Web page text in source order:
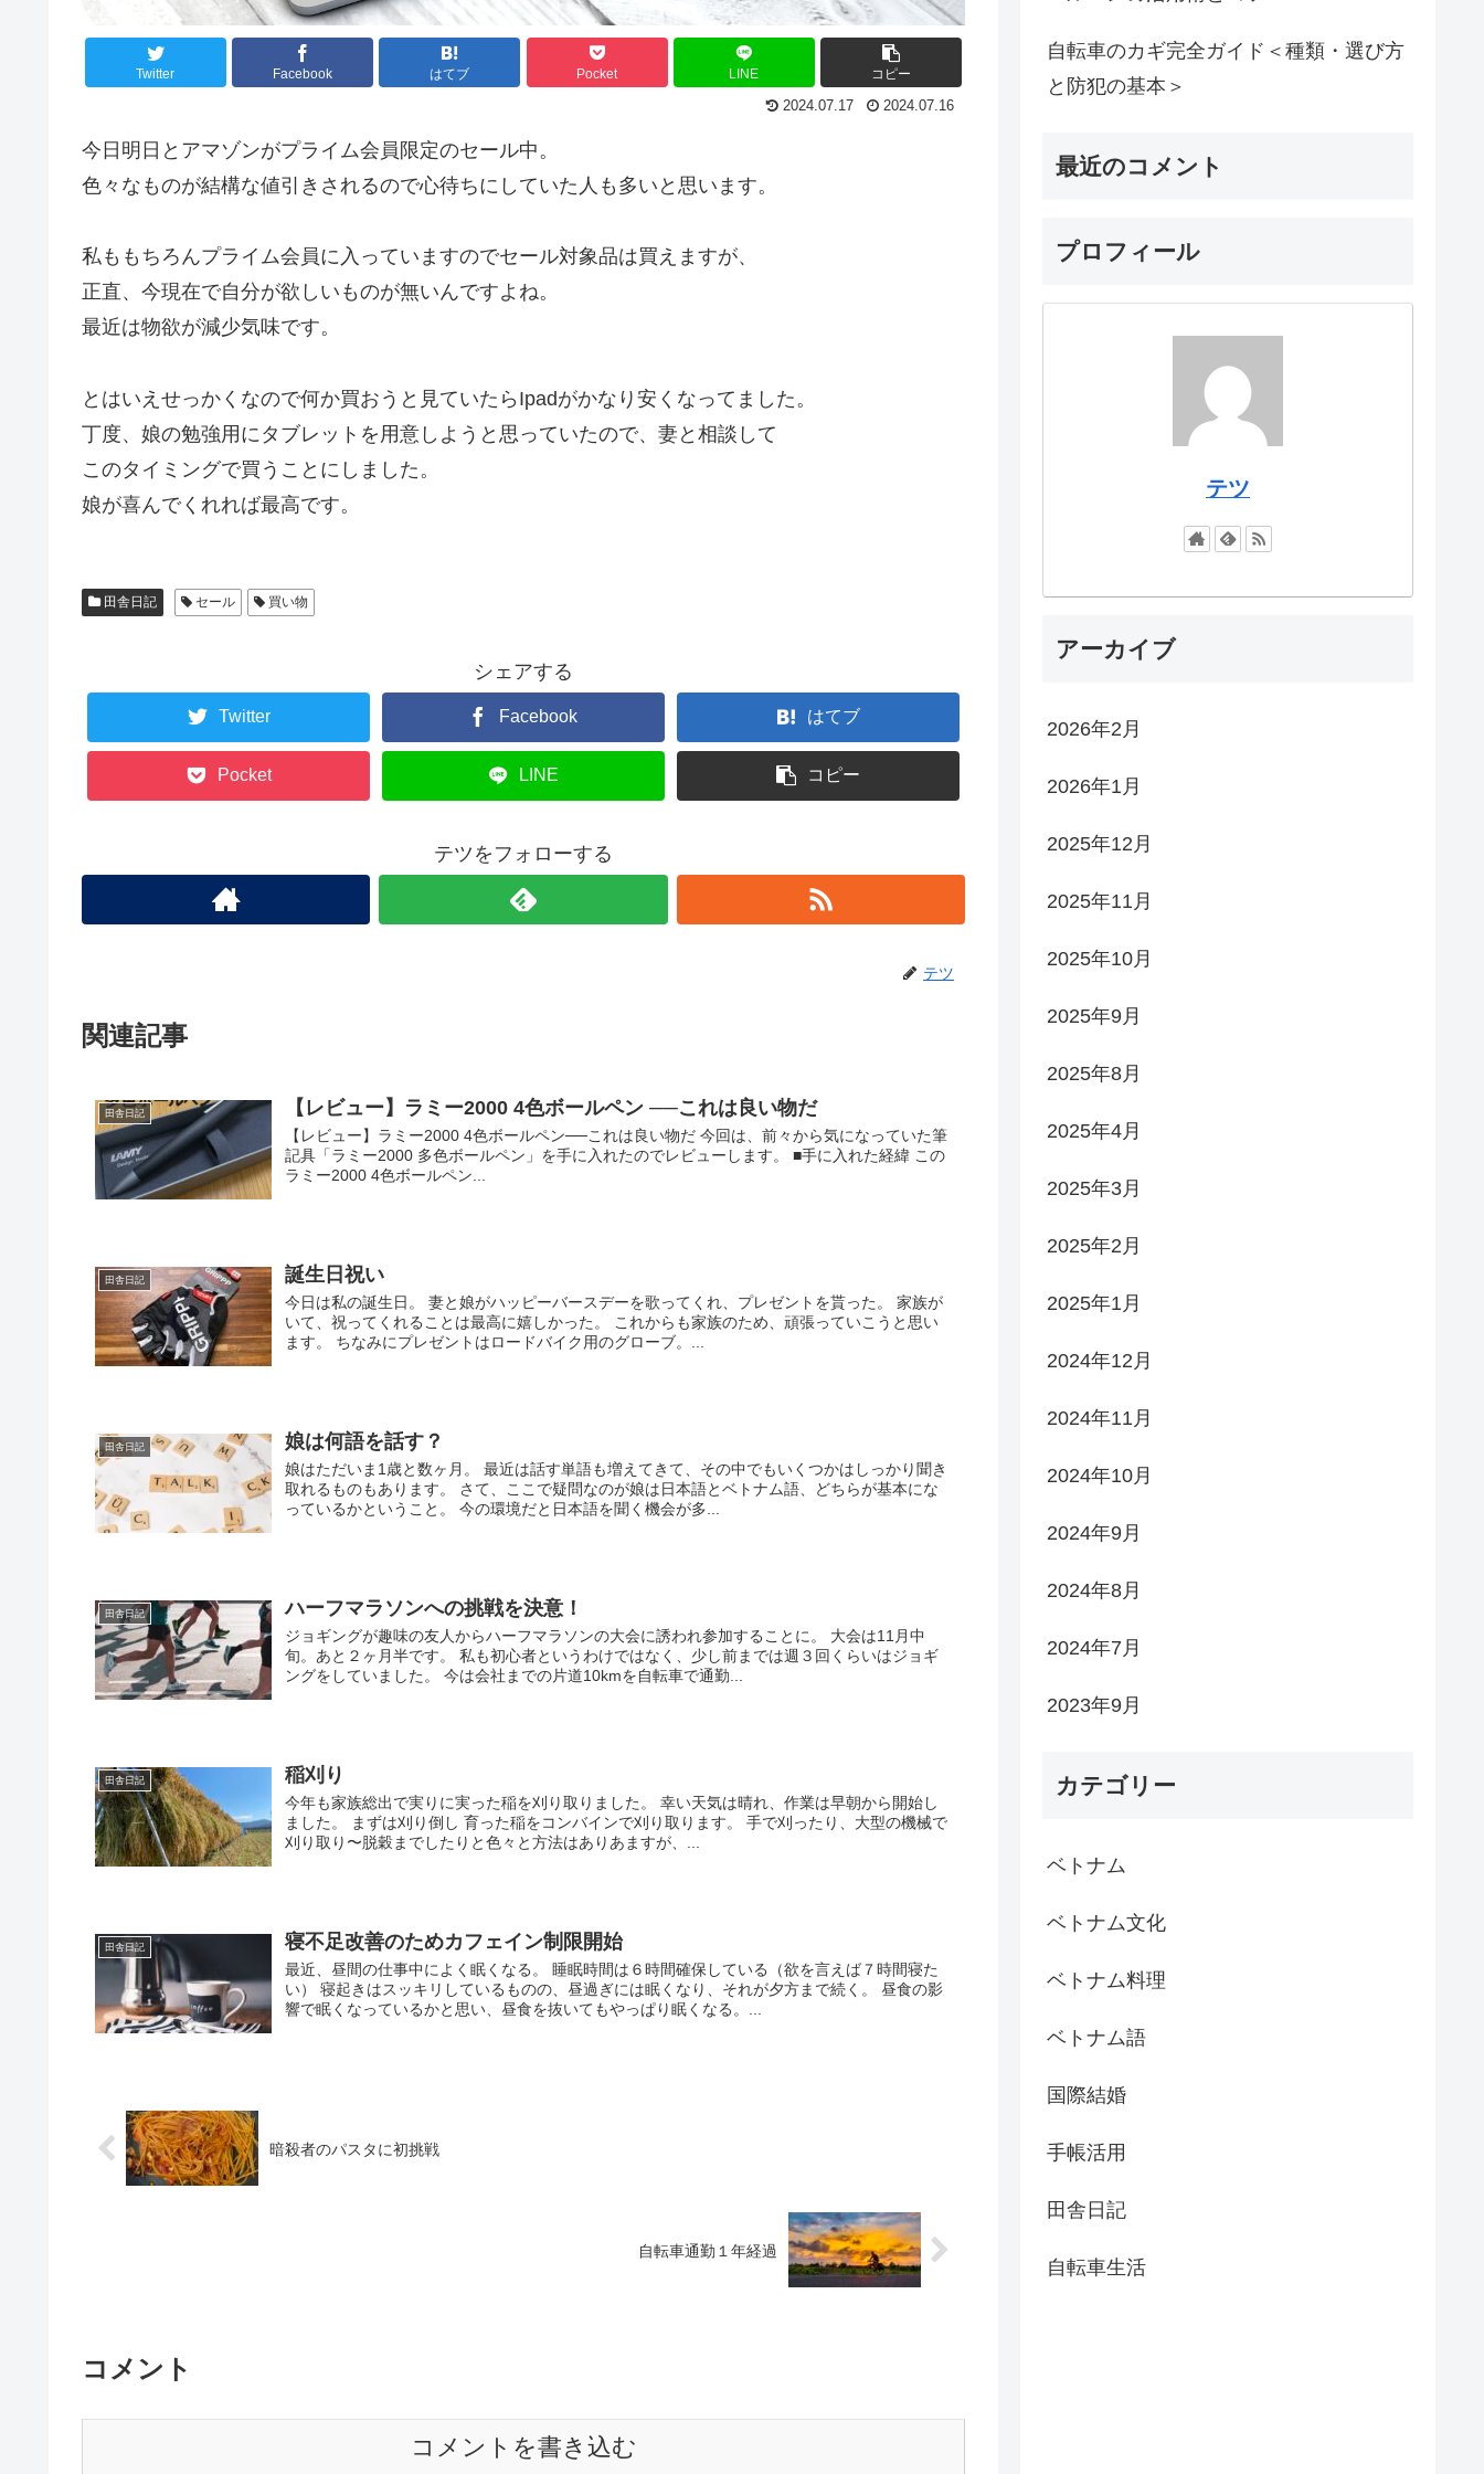
Twitter Facebook はてブ Pocket LINE コピー
2024.07.17 2024.07.16
今日明日とアマゾンがプライム会員限定のセール中。
色々なものが結構な値引きされるので心待ちにしていた人も多いと思います。
私ももちろんプライム会員に入っていますのでセール対象品は買えますが、
正直、今現在で自分が欲しいものが無いんですよね。
最近は物欲が減少気味です。
とはいえせっかくなので何か買おうと見ていたらIpadがかなり安くなってました。
丁度、娘の勉強用にタブレットを用意しようと思っていたので、妻と相談して
このタイミングで買うことにしました。
娘が喜んでくれれば最高です。
田舎日記 セール 買い物
シェアする
Twitter Facebook はてブ
Pocket LINE コピー
テツをフォローする
テツ
関連記事
田舎日記 【レビュー】ラミー2000 4色ボールペン ──これは良い物だ
【レビュー】ラミー2000 4色ボールペン──これは良い物だ 今回は、前々から気になっていた筆
記具「ラミー2000 多色ボールペン」を手に入れたのでレビューします。 ■手に入れた経緯 この
ラミー2000 4色ボールペン...
田舎日記 誕生日祝い
今日は私の誕生日。 妻と娘がハッピーバースデーを歌ってくれ、プレゼントを貰った。 家族が
いて、祝ってくれることは最高に嬉しかった。 これからも家族のため、頑張っていこうと思い
ます。 ちなみにプレゼントはロードバイク用のグローブ。...
田舎日記 娘は何語を話す？
娘はただいま1歳と数ヶ月。 最近は話す単語も増えてきて、その中でもいくつかはしっかり聞き
取れるものもあります。 さて、ここで疑問なのが娘は日本語とベトナム語、どちらが基本にな
っているかということ。 今の環境だと日本語を聞く機会が多...
田舎日記 ハーフマラソンへの挑戦を決意！
ジョギングが趣味の友人からハーフマラソンの大会に誘われ参加することに。 大会は11月中
旬。あと２ヶ月半です。 私も初心者というわけではなく、少し前までは週３回くらいはジョギ
ングをしていました。 今は会社までの片道10kmを自転車で通勤...
田舎日記 稲刈り
今年も家族総出で実りに実った稲を刈り取りました。 幸い天気は晴れ、作業は早朝から開始し
ました。 まずは刈り倒し 育った稲をコンバインで刈り取ります。 手で刈ったり、大型の機械で
刈り取り〜脱穀までしたりと色々と方法はありあますが、...
田舎日記 寝不足改善のためカフェイン制限開始
最近、昼間の仕事中によく眠くなる。 睡眠時間は６時間確保している（欲を言えば７時間寝た
い） 寝起きはスッキリしているものの、昼過ぎには眠くなり、それが夕方まで続く。 昼食の影
響で眠くなっているかと思い、昼食を抜いてもやっぱり眠くなる。...
暗殺者のパスタに初挑戦
自転車通勤１年経過
コメント
コメントを書き込む
自転車のカギ完全ガイド＜種類・選び方
と防犯の基本＞
最近のコメント
プロフィール
テツ
アーカイブ
2026年2月
2026年1月
2025年12月
2025年11月
2025年10月
2025年9月
2025年8月
2025年4月
2025年3月
2025年2月
2025年1月
2024年12月
2024年11月
2024年10月
2024年9月
2024年8月
2024年7月
2023年9月
カテゴリー
ベトナム
ベトナム文化
ベトナム料理
ベトナム語
国際結婚
手帳活用
田舎日記
自転車生活